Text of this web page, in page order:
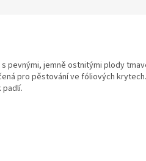
pevnými, jemně ostnitými plody
pro pěstování ve fóliových
padlí.